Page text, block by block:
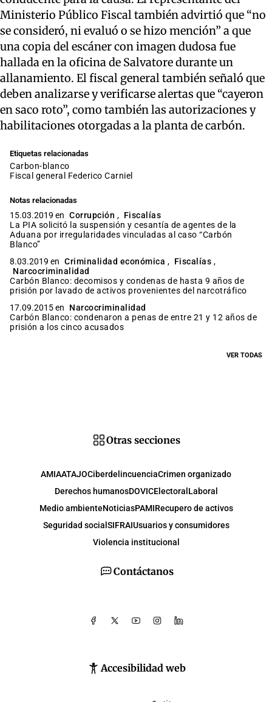
Ministerio Público Fiscal también advirtió que “no
se consideró, ni evaluó o se hizo mención” a que
una copia del escáner con imagen dudosa fue
hallada en la oficina de Salvatore durante un
allanamiento. El fiscal general también señaló que
deben analizarse y verificarse alertas que “cayeron
en saco roto”, como también las autorizaciones y
habilitaciones otorgadas a la planta de carbón.
Etiquetas relacionadas
carbon-blanco
fiscal general Federico Carniel
Notas relacionadas
15.03.2019 en Corrupción , Fiscalías
La PIA solicitó la suspensión y cesantía de agentes de la
Aduana por irregularidades vinculadas al caso “Carbón
Blanco”
8.03.2019 en Criminalidad económica , Fiscalías ,
Narcocriminalidad
Carbón Blanco: decomisos y condenas de hasta 9 años de
prisión por lavado de activos provenientes del narcotráfico
17.09.2015 en
Narcocriminalidad
Carbón Blanco: condenaron a penas de entre 21 y 12 años de
prisión a los cinco acusados
VER TODAS
Contáctanos
Accesibilidad web
Otras secciones
AMIAATAJOCiberdelincuenciaCrimen organizado
Derechos humanosDOVICElectoral Laboral
Medio ambienteNoticiasPAMIRecupero de activos
Seguridad social SIFRAIUsuarios y consumidores
Violencia institucional